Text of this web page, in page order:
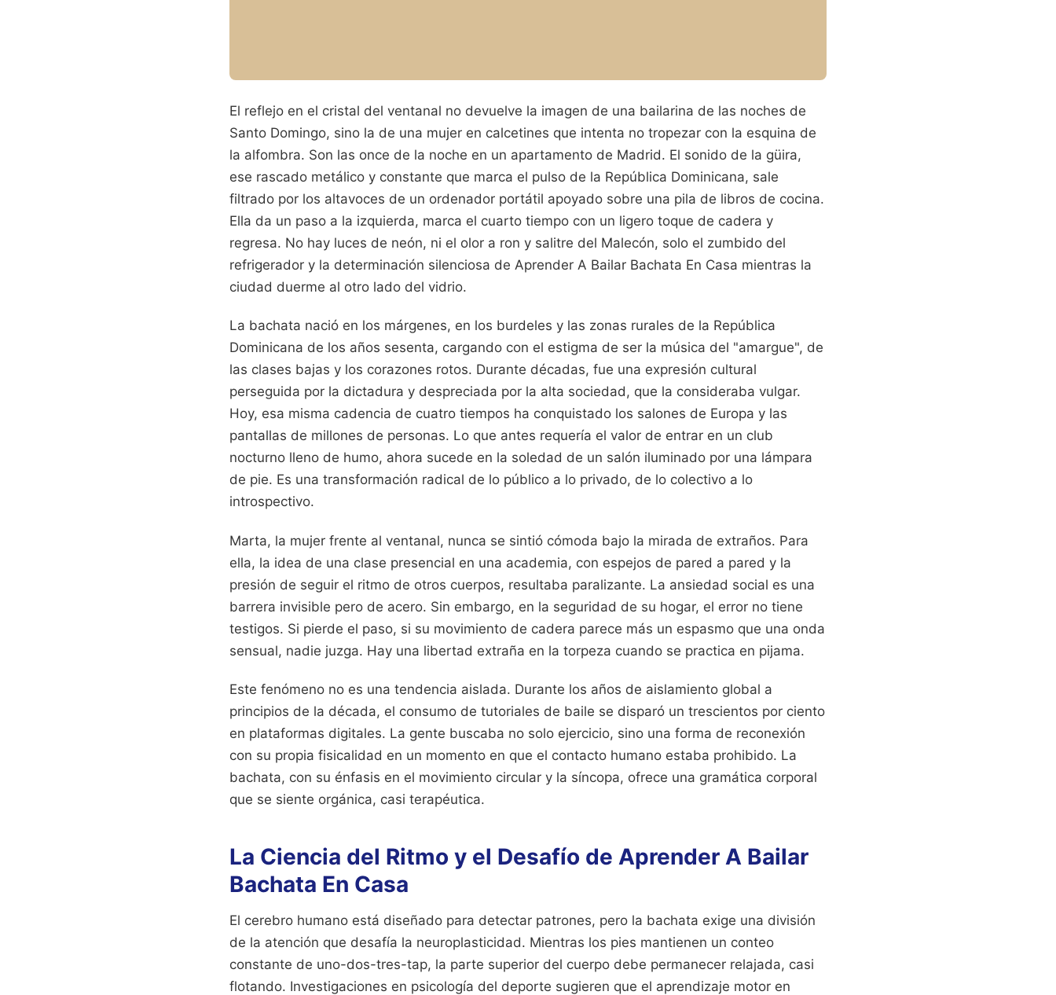
El reflejo en el cristal del ventanal no devuelve la imagen de una bailarina de las noches de
Santo Domingo, sino la de una mujer en calcetines que intenta no tropezar con la esquina de
la alfombra. Son las once de la noche en un apartamento de Madrid. El sonido de la güira,
ese rascado metálico y constante que marca el pulso de la República Dominicana, sale
filtrado por los altavoces de un ordenador portátil apoyado sobre una pila de libros de cocina.
Ella da un paso a la izquierda, marca el cuarto tiempo con un ligero toque de cadera y
regresa. No hay luces de neón, ni el olor a ron y salitre del Malecón, solo el zumbido del
refrigerador y la determinación silenciosa de Aprender A Bailar Bachata En Casa mientras la
ciudad duerme al otro lado del vidrio.
La bachata nació en los márgenes, en los burdeles y las zonas rurales de la República
Dominicana de los años sesenta, cargando con el estigma de ser la música del "amargue", de
las clases bajas y los corazones rotos. Durante décadas, fue una expresión cultural
perseguida por la dictadura y despreciada por la alta sociedad, que la consideraba vulgar.
Hoy, esa misma cadencia de cuatro tiempos ha conquistado los salones de Europa y las
pantallas de millones de personas. Lo que antes requería el valor de entrar en un club
nocturno lleno de humo, ahora sucede en la soledad de un salón iluminado por una lámpara
de pie. Es una transformación radical de lo público a lo privado, de lo colectivo a lo
introspectivo.
Marta, la mujer frente al ventanal, nunca se sintió cómoda bajo la mirada de extraños. Para
ella, la idea de una clase presencial en una academia, con espejos de pared a pared y la
presión de seguir el ritmo de otros cuerpos, resultaba paralizante. La ansiedad social es una
barrera invisible pero de acero. Sin embargo, en la seguridad de su hogar, el error no tiene
testigos. Si pierde el paso, si su movimiento de cadera parece más un espasmo que una onda
sensual, nadie juzga. Hay una libertad extraña en la torpeza cuando se practica en pijama.
Este fenómeno no es una tendencia aislada. Durante los años de aislamiento global a
principios de la década, el consumo de tutoriales de baile se disparó un trescientos por ciento
en plataformas digitales. La gente buscaba no solo ejercicio, sino una forma de reconexión
con su propia fisicalidad en un momento en que el contacto humano estaba prohibido. La
bachata, con su énfasis en el movimiento circular y la síncopa, ofrece una gramática corporal
que se siente orgánica, casi terapéutica.
La Ciencia del Ritmo y el Desafío de Aprender A Bailar
Bachata En Casa
El cerebro humano está diseñado para detectar patrones, pero la bachata exige una división
de la atención que desafía la neuroplasticidad. Mientras los pies mantienen un conteo
constante de uno-dos-tres-tap, la parte superior del cuerpo debe permanecer relajada, casi
flotando. Investigaciones en psicología del deporte sugieren que el aprendizaje motor en